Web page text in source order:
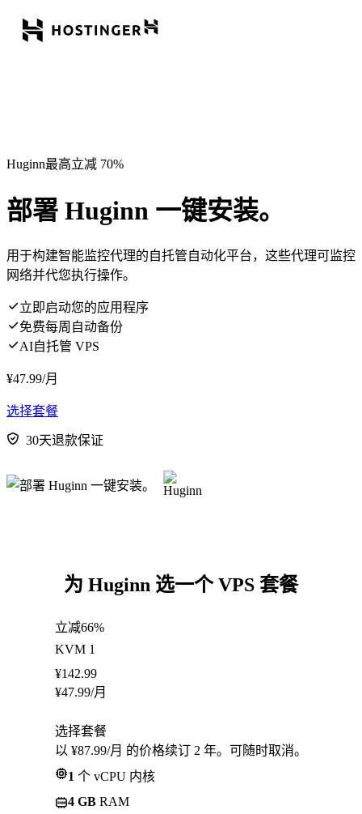
Huginn最高立减 70%
部署 Huginn 一键安装。
用于构建智能监控代理的自托管自动化平台，这些代理可监控
网络并代您执行操作。
立即启动您的应用程序
免费每周自动备份
AI自托管 VPS
¥47.99/月
选择套餐
30天退款保证
为 Huginn 选一个 VPS 套餐
立减66%
KVM 1
¥142.99
¥47.99/月
选择套餐
以 ¥87.99/月 的价格续订 2 年。可随时取消。
1 个 vCPU 内核
4 GB RAM